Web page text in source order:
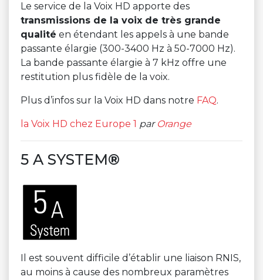
Le service de la Voix HD apporte des
transmissions de la voix de très grande
qualité en étendant les appels à une bande
passante élargie (300-3400 Hz à 50-7000 Hz).
La bande passante élargie à 7 kHz offre une
restitution plus fidèle de la voix.
Plus d’infos sur la Voix HD dans notre FAQ.
la Voix HD chez Europe 1 par Orange
5 A SYSTEM®
Il est souvent difficile d’établir une liaison RNIS,
au moins à cause des nombreux paramètres